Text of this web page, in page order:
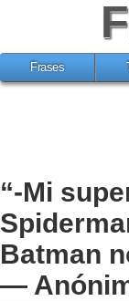
Frases
“-Mi
Batman
—